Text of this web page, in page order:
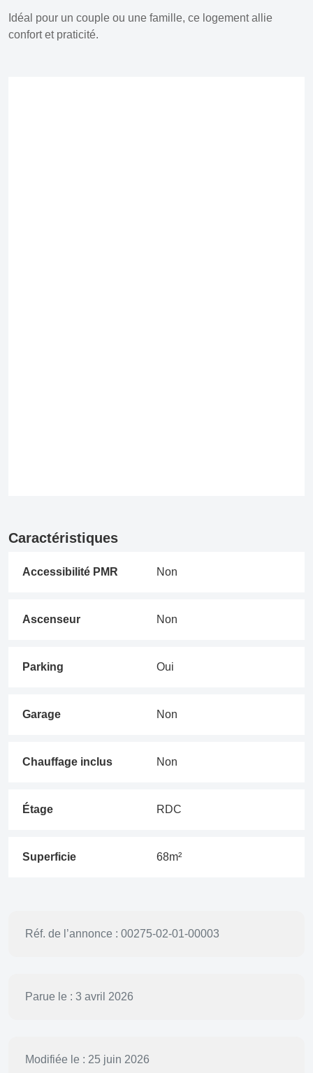
Idéal pour un couple ou une famille, ce logement allie
confort et praticité.
Caractéristiques
Accessibilité PMR Non
Ascenseur Non
Parking Oui
Garage Non
Chauffage inclus Non
Étage RDC
Superficie 68m²
Réf. de l’annonce : 00275-02-01-00003
Parue le : 3 avril 2026
Modifiée le : 25 juin 2026